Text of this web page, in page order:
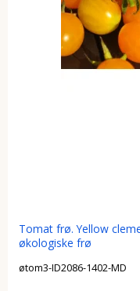
Tomat frø. Yellow
økologiske frø
øtom3-ID2086-1402-MD